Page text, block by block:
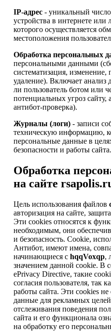
IP-адрес - уникальный
устройства в интернете
которого осуществляется
местоположения
Обработка персональных
персональными данными
систематизация, изменение,
удаление). Включает анализ
ли пользователь ботом или
потенциальных угроз сайту,
антибот-проверка).
Журналы (логи) - записи
техническую информацию,
персональные данные в
безопасности и работы сайта.
Обработка
на сайте
Цель использования файлов
авторизация на сайте,
Эти cookies относятся к
необходимым, они
и безопасность. Cookie,
Антибот, имеют имена,
начинающиеся с hqqVoxqp,
значением данной cookie. В
ePrivacy Directive, такие
согласия пользователя, так
работы сайта. Эти cookies
данные для рекламных
отслеживания поведения
сайта и его функционала
на обработку его